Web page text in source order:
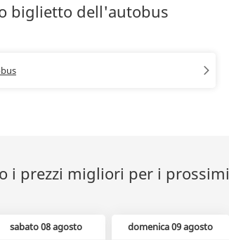
biglietto dell'autobus
i prezzi migliori per i prossimi
sabato 08 agosto domenica 09 agosto